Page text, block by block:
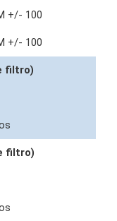
+/- 100
+/- 100
filtro)
filtro)